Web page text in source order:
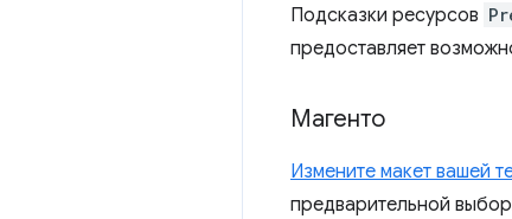
Подсказки ресурсов
предоставляет
Магенто
Измените макет вашей
предварительной